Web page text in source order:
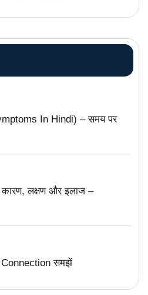
In Hindi) – समय पर
लक्षण और इलाज –
समझें